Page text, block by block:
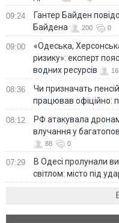
09:24
Гантер Байден
Байдена
200 0
09:00
«Одеська,
ризику»: експерт
водних ресурсів
08:36
Чи призначать
працював офіційно:
08:12
РФ атакувала
влучання у
88 0
07:29
В Одесі пролунали
світлом: місто під